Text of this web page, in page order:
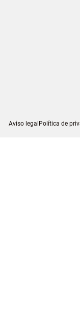
Aviso legalPolítica de